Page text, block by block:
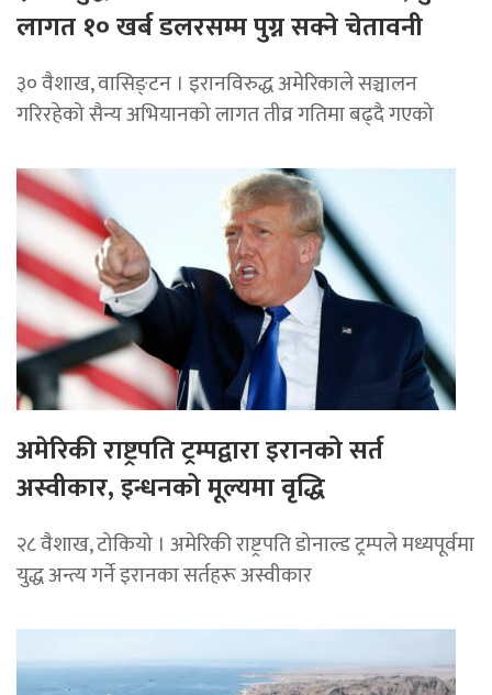
लागत १० खर्ब डलरसम्म पुग्न सक्ने चेतावनी
३० वैशाख, वासिङ्टन । इरानविरुद्ध अमेरिकाले सञ्चालन
गरिरहेको सैन्य अभियानको लागत तीव्र गतिमा बढ्दै गएको
अमेरिकी राष्ट्रपति ट्रम्पद्वारा इरानको सर्त
अस्वीकार, इन्धनको मूल्यमा वृद्धि
२८ वैशाख, टोकियो । अमेरिकी राष्ट्रपति डोनाल्ड ट्रम्पले मध्यपूर्वमा
युद्ध अन्त्य गर्ने इरानका सर्तहरू अस्वीकार